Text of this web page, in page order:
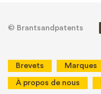
© Brantsandpatents
Brevets Marques
À propos de nous